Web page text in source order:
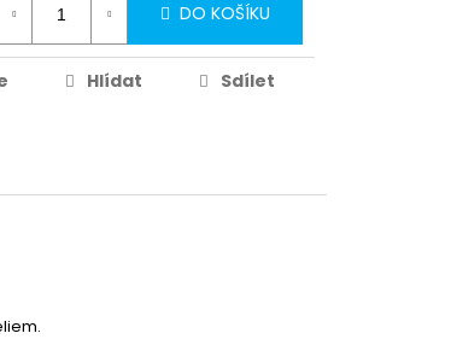
DO KOŠÍKU
Hlídat Sdílet
- online